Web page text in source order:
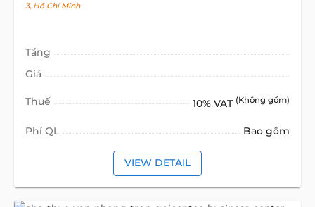
3, Hồ Chí Minh
Tầng
Giá
Thuế 10% VAT (Không gồm)
Phí QL Bao gồm
VIEW DETAIL